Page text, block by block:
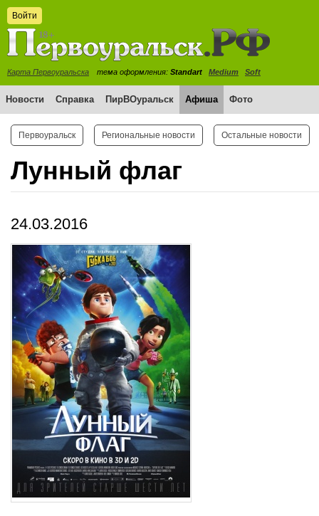
Войти
Карта Первоуральска тема оформления: Standart Medium Soft
Новости Справка ПирВОуральск Афиша Фото
Первоуральск Региональные новости Остальные новости
Лунный флаг
24.03.2016